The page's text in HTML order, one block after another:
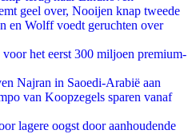
geel over, Nooijen knap tweede
en Wolff voedt geruchten over
het eerst 300 miljoen premium-
Najran in Saoedi-Arabië aan
van Koopzegels sparen vanaf
lagere oogst door aanhoudende